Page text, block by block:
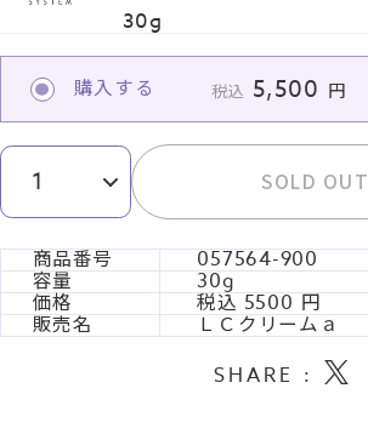
30g
購入する 税込 5,500
SOLD OUT
商品番号 057564-900
容量 30g
価格 税込5500
販売名
ＬＣクリームａ
SHARE :